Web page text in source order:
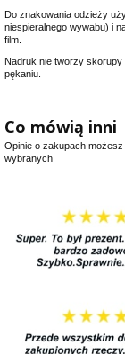
Do znakowania odzieży
niespieralnego wywabu) i
film.
Nadruk nie tworzy skorupy
pękaniu.
Co mówią inni
Opinie o zakupach
wybranych